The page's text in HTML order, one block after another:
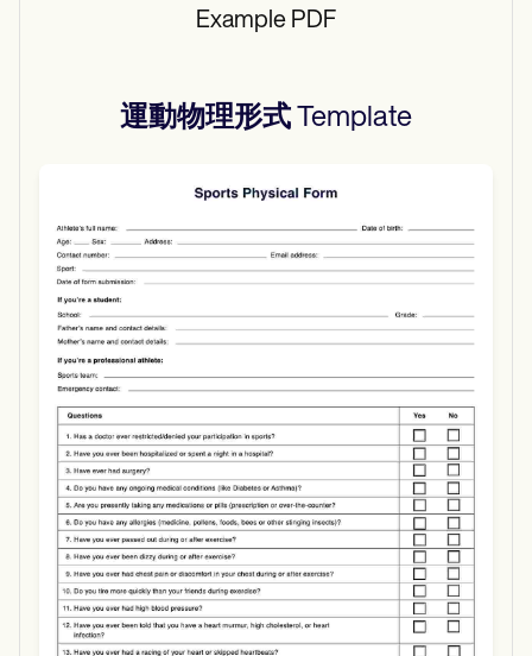
Example PDF
運動物理形式 Template
Use Template
Download